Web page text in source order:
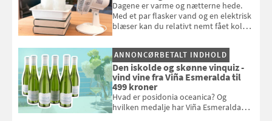
Dagene er varme og nætterne hede.
Med et par flasker vand og en elektrisk
blæser kan du relativt nemt fået koldt
og se, hvordan du gør
ANNONCØRBETALT INDHOLD
Den iskolde og skønne vinquiz -
vind vine fra Viña Esmeralda til
499 kroner
Hvad er posidonia oceanica? Og
hvilken medalje har Viña Esmeralda